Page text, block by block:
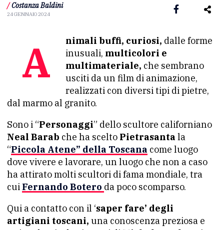
/ Costanza Baldini
24 GENNAIO 2024
Animali buffi, curiosi, dalle forme
inusuali, multicolori e
multimateriale, che sembrano
usciti da un film di animazione,
realizzati con diversi tipi di pietre,
dal marmo al granito.
Sono i “Personaggi” dello scultore californiano
Neal Barab che ha scelto Pietrasanta la
“Piccola Atene” della Toscana come luogo
dove vivere e lavorare, un luogo che non a caso
ha attirato molti scultori di fama mondiale, tra
cui Fernando Botero da poco scomparso.
Qui a contatto con il ‘saper fare’ degli
artigiani toscani, una conoscenza preziosa e